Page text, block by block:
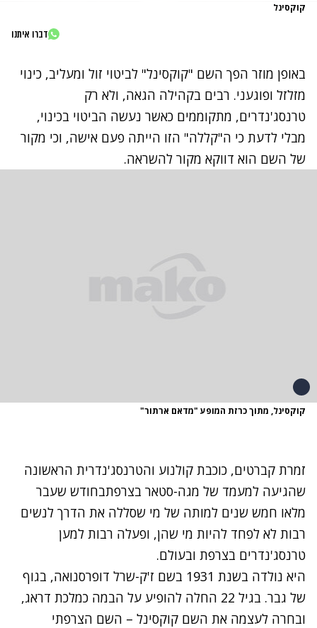
קוקסינל
דברו איתנו
באופן מוזר הפך השם "קוקסינל" לביטוי זול ומעליב, כינוי
מזלזל ופוגעני. רבים בקהילה הגאה, ולא רק
טרנסג'נדרים, מתקוממים כאשר נעשה הביטוי בכינוי,
מבלי לדעת כי ה"קללה" הזו הייתה פעם אישה, וכי מקור
של השם הוא דווקא מקור להשראה.
קוקסינל, מתוך כרזת המופע "מדאם ארתור"
זמרת קברטים, כוכבת קולנוע והטרנסג'נדרית הראשונה
שהגיעה למעמד של מגה-סטאר בצרפתבחודש שעבר
מלאו חמש שנים למותה של מי שסללה את הדרך לנשים
רבות לא לפחד להיות מי שהן, ופעלה רבות למען
טרנסג'נדרים בצרפת ובעולם.
היא נולדה בשנת 1931 בשם ז'ק-שרל דופרסנואה, בגוף
של גבר. בגיל 22 החלה להופיע על הבמה כמלכת דראג,
ובחרה לעצמה את השם קוקסינל – השם הצרפתי